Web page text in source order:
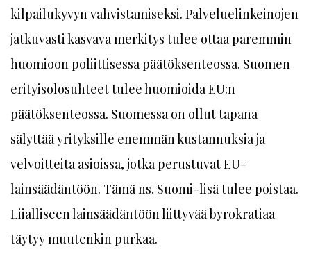
kilpailukyvyn vahvistamiseksi. Palveluelinkeinojen
jatkuvasti kasvava merkitys tulee ottaa paremmin
huomioon poliittisessa päätöksenteossa. Suomen
erityisolosuhteet tulee huomioida EU:n
päätöksenteossa. Suomessa on ollut tapana
sälyttää yrityksille enemmän kustannuksia ja
velvoitteita asioissa, jotka perustuvat EU-
lainsäädäntöön. Tämä ns. Suomi-lisä tulee poistaa.
Liialliseen lainsäädäntöön liittyvää byrokratiaa
täytyy muutenkin purkaa.